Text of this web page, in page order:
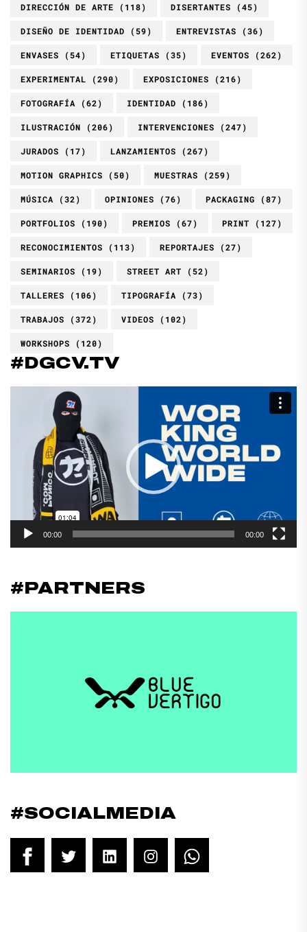
DIRECCIÓN DE ARTE (118) DISERTANTES (45)
DISEÑO DE IDENTIDAD (59) ENTREVISTAS (36)
ENVASES (54) ETIQUETAS (35) EVENTOS (262)
EXPERIMENTAL (290) EXPOSICIONES (216)
FOTOGRAFÍA (62) IDENTIDAD (186)
ILUSTRACIÓN (206) INTERVENCIONES (247)
JURADOS (17) LANZAMIENTOS (267)
MOTION GRAPHICS (50) MUESTRAS (259)
MÚSICA (32) OPINIONES (76) PACKAGING (87)
PORTFOLIOS (190) PREMIOS (67) PRINT (127)
RECONOCIMIENTOS (113) REPORTAJES (27)
SEMINARIOS (19) STREET ART (52)
TALLERES (106) TIPOGRAFÍA (73)
TRABAJOS (372) VIDEOS (102)
WORKSHOPS (120)
#DGCV.TV
Reproductor
00:00 00:00
#PARTNERS
#SOCIALMEDIA
FacebookTwitter LinkedInInstagram